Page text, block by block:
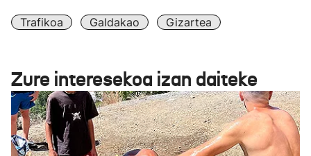
Trafikoa Galdakao Gizartea
Zure interesekoa izan daiteke